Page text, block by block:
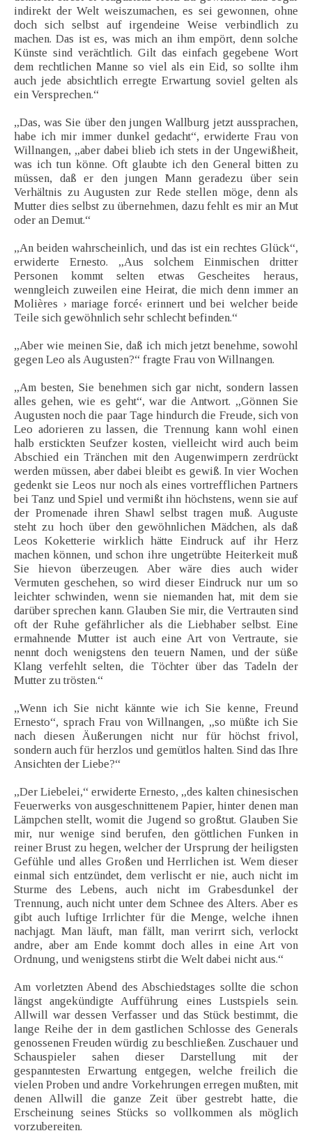
indirekt der Welt weiszumachen, es sei gewonnen, ohne
doch sich selbst auf irgendeine Weise verbindlich zu
machen. Das ist es, was mich an ihm empört, denn solche
Künste sind verächtlich. Gilt das einfach gegebene Wort
dem rechtlichen Manne so viel als ein Eid, so sollte ihm
auch jede absichtlich erregte Erwartung soviel gelten als
ein Versprechen.“
„Das, was Sie über den jungen Wallburg jetzt aussprachen,
habe ich mir immer dunkel gedacht“, erwiderte Frau von
Willnangen, „aber dabei blieb ich stets in der Ungewißheit,
was ich tun könne. Oft glaubte ich den General bitten zu
müssen, daß er den jungen Mann geradezu über sein
Verhältnis zu Augusten zur Rede stellen möge, denn als
Mutter dies selbst zu übernehmen, dazu fehlt es mir an Mut
oder an Demut.“
„An beiden wahrscheinlich, und das ist ein rechtes Glück“,
erwiderte Ernesto. „Aus solchem Einmischen dritter
Personen kommt selten etwas Gescheites heraus,
wenngleich zuweilen eine Heirat, die mich denn immer an
Molières › mariage forcé‹ erinnert und bei welcher beide
Teile sich gewöhnlich sehr schlecht befinden.“
„Aber wie meinen Sie, daß ich mich jetzt benehme, sowohl
gegen Leo als Augusten?“ fragte Frau von Willnangen.
„Am besten, Sie benehmen sich gar nicht, sondern lassen
alles gehen, wie es geht“, war die Antwort. „Gönnen Sie
Augusten noch die paar Tage hindurch die Freude, sich von
Leo adorieren zu lassen, die Trennung kann wohl einen
halb erstickten Seufzer kosten, vielleicht wird auch beim
Abschied ein Tränchen mit den Augenwimpern zerdrückt
werden müssen, aber dabei bleibt es gewiß. In vier Wochen
gedenkt sie Leos nur noch als eines vortrefflichen Partners
bei Tanz und Spiel und vermißt ihn höchstens, wenn sie auf
der Promenade ihren Shawl selbst tragen muß. Auguste
steht zu hoch über den gewöhnlichen Mädchen, als daß
Leos Koketterie wirklich hätte Eindruck auf ihr Herz
machen können, und schon ihre ungetrübte Heiterkeit muß
Sie hievon überzeugen. Aber wäre dies auch wider
Vermuten geschehen, so wird dieser Eindruck nur um so
leichter schwinden, wenn sie niemanden hat, mit dem sie
darüber sprechen kann. Glauben Sie mir, die Vertrauten sind
oft der Ruhe gefährlicher als die Liebhaber selbst. Eine
ermahnende Mutter ist auch eine Art von Vertraute, sie
nennt doch wenigstens den teuern Namen, und der süße
Klang verfehlt selten, die Töchter über das Tadeln der
Mutter zu trösten.“
„Wenn ich Sie nicht kännte wie ich Sie kenne, Freund
Ernesto“, sprach Frau von Willnangen, „so müßte ich Sie
nach diesen Äußerungen nicht nur für höchst frivol,
sondern auch für herzlos und gemütlos halten. Sind das Ihre
Ansichten der Liebe?“
„Der Liebelei,“ erwiderte Ernesto, „des kalten chinesischen
Feuerwerks von ausgeschnittenem Papier, hinter denen man
Lämpchen stellt, womit die Jugend so großtut. Glauben Sie
mir, nur wenige sind berufen, den göttlichen Funken in
reiner Brust zu hegen, welcher der Ursprung der heiligsten
Gefühle und alles Großen und Herrlichen ist. Wem dieser
einmal sich entzündet, dem verlischt er nie, auch nicht im
Sturme des Lebens, auch nicht im Grabesdunkel der
Trennung, auch nicht unter dem Schnee des Alters. Aber es
gibt auch luftige Irrlichter für die Menge, welche ihnen
nachjagt. Man läuft, man fällt, man verirrt sich, verlockt
andre, aber am Ende kommt doch alles in eine Art von
Ordnung, und wenigstens stirbt die Welt dabei nicht aus.“
Am vorletzten Abend des Abschiedstages sollte die schon
längst angekündigte Aufführung eines Lustspiels sein.
Allwill war dessen Verfasser und das Stück bestimmt, die
lange Reihe der in dem gastlichen Schlosse des Generals
genossenen Freuden würdig zu beschließen. Zuschauer und
Schauspieler sahen dieser Darstellung mit der
gespanntesten Erwartung entgegen, welche freilich die
vielen Proben und andre Vorkehrungen erregen mußten, mit
denen Allwill die ganze Zeit über gestrebt hatte, die
Erscheinung seines Stücks so vollkommen als möglich
vorzubereiten.